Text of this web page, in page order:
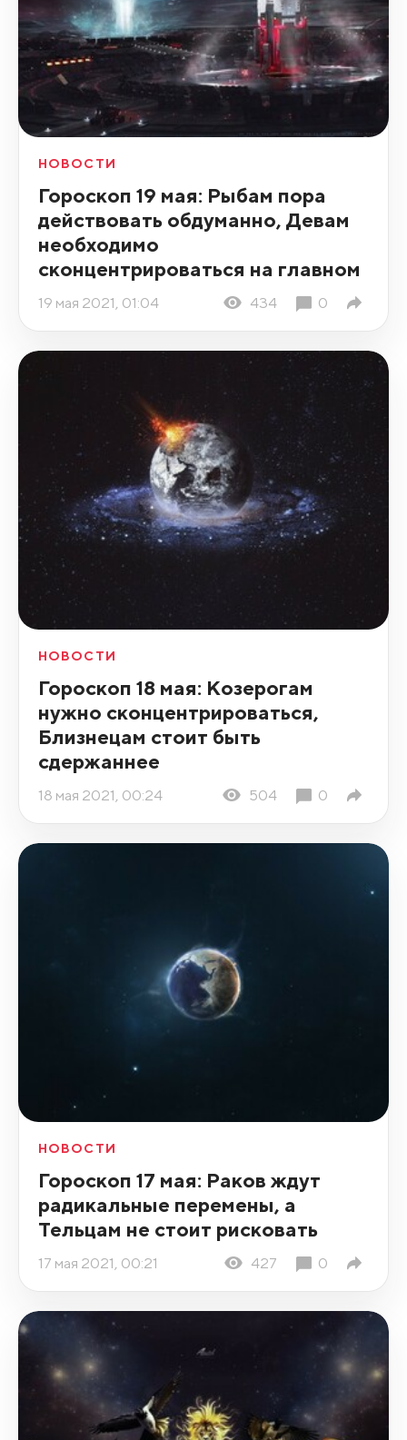
НОВОСТИ
Гороскоп 19 мая: Рыбам пора
действовать обдуманно, Девам
необходимо
сконцентрироваться на главном
19 мая 2021, 01:04 434 0
НОВОСТИ
Гороскоп 18 мая: Козерогам
нужно сконцентрироваться,
Близнецам стоит быть
сдержаннее
18 мая 2021, 00:24 504 0
НОВОСТИ
Гороскоп 17 мая: Раков ждут
радикальные перемены, а
Тельцам не стоит рисковать
17 мая 2021, 00:21 427 0